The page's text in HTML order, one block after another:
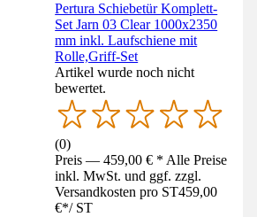
Pertura Schiebetür Komplett-
Set Jarn 03 Clear 1000x2350
mm inkl. Laufschiene mit
Rolle,Griff-Set
Artikel wurde noch nicht
bewertet.
(0)
Preis — 459,00 € * Alle Preise
inkl. MwSt. und ggf. zzgl.
Versandkosten pro ST459,00
€*/ ST